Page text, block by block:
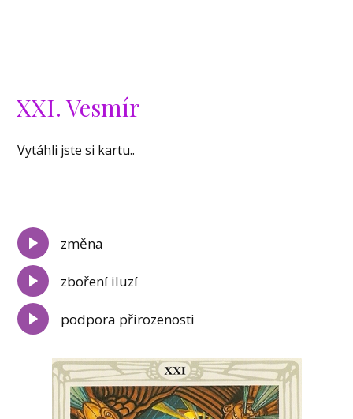
XXI. Vesmír
Vytáhli jste si kartu..
změna
zboření iluzí
podpora přirozenosti